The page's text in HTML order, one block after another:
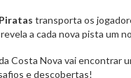
transporta os
revela a cada nova pista um
Costa Nova vai
e descobertas!